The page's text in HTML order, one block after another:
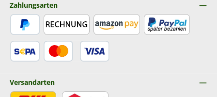
Zahlungsarten
Versandarten